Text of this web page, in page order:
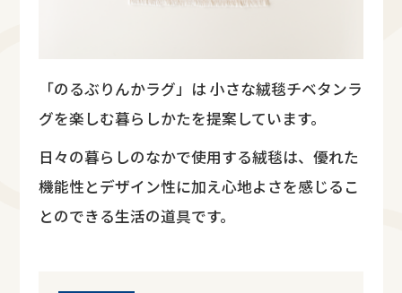
「のるぶりんかラグ」は 小さな絨毯チベタンラ
グを楽しむ暮らしかたを提案しています。
日々の暮らしのなかで使用する絨毯は、優れた
機能性とデザイン性に加え心地よさを感じるこ
とのできる生活の道具です。